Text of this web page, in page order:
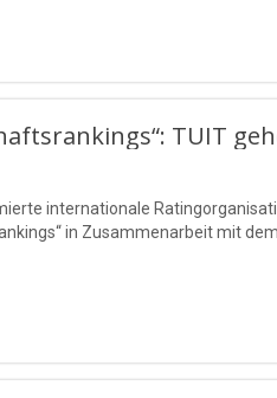
TUIT
internationale
in Zusammenarbeit mit